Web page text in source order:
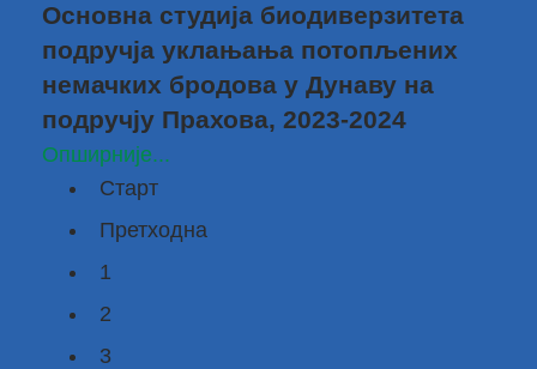
Основна студија биодиверзитета
подручја уклањања потопљених
немачких бродова у Дунаву на
подручју Прахова, 2023-2024
Опширније...
Старт
Претходна
1
2
3